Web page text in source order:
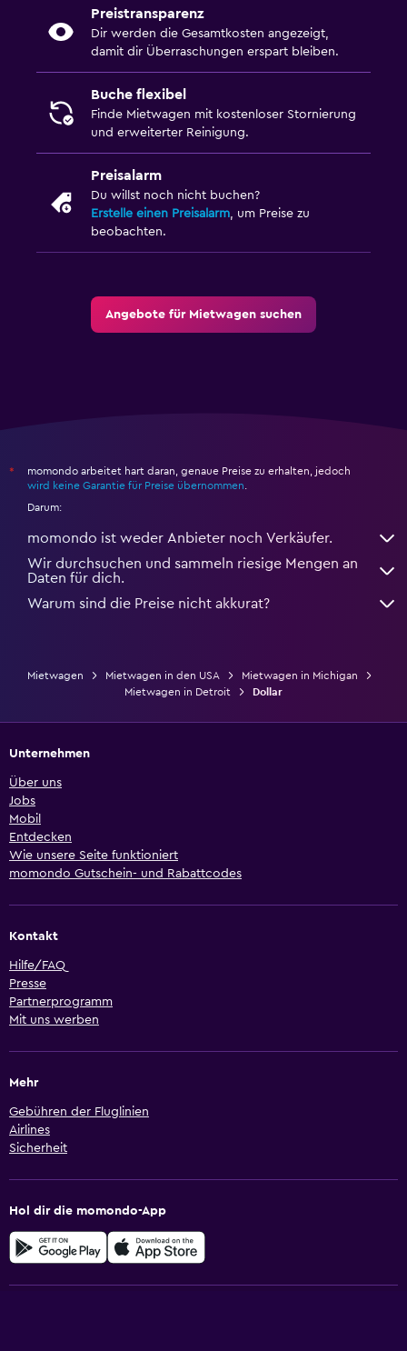
Preistransparenz
Dir werden die Gesamtkosten angezeigt,
damit dir Überraschungen erspart bleiben.
Buche flexibel
Finde Mietwagen mit kostenloser Stornierung
und erweiterter Reinigung.
Preisalarm
Du willst noch nicht buchen?
Erstelle einen Preisalarm, um Preise zu
beobachten.
Angebote für Mietwagen suchen
*
momondo arbeitet hart daran, genaue Preise zu erhalten, jedoch
wird keine Garantie für Preise übernommen.
Darum:
momondo ist weder Anbieter noch Verkäufer.
Wir durchsuchen und sammeln riesige Mengen an
Daten für dich.
Warum sind die Preise nicht akkurat?
Mietwagen Mietwagen in den USA
Mietwagen in Michigan
Mietwagen in Detroit
Dollar
Unternehmen
Über uns
Jobs
Mobil
Entdecken
Wie unsere Seite funktioniert
momondo Gutschein- und Rabattcodes
Kontakt
Hilfe/FAQ
Presse
Partnerprogramm
Mit uns werben
Mehr
Gebühren der Fluglinien
Airlines
Sicherheit
Hol dir die momondo-App